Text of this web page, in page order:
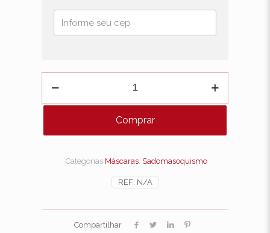
Tiazinha
Comprar
REF: N/A
Categorias Máscaras, Sadomasoquismo
Compartilhar